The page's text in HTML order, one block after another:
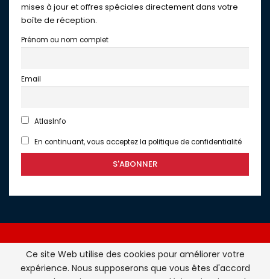
mises à jour et offres spéciales directement dans votre
boîte de réception.
Prénom ou nom complet
Email
AtlasInfo
En continuant, vous acceptez la politique de confidentialité
Atlasinfo.fr : l'essentiel de l'actualité de la France et du
Ce site Web utilise des cookies pour améliorer votre
expérience. Nous supposerons que vous êtes d'accord